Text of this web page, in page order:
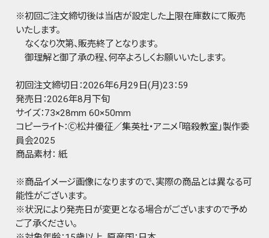
※初回ご注文締切後は当店が設定した上限在庫数にて販売
いたします。
なくなり次第、販売終了となります。
御理解と御了承の程、何卒よろしくお願いいたします。
初回注文締切日：2026年6月29日(月)23：59
発売日：2026年8月下旬
サイズ：73×28mm 60×50mm
コピーライト：Ⓒ松井優征／集英社・アニメ「暗殺教室」製作委
員会2025
商品素材： 紙
※商品イメージ画像になりますので、実際の商品とは異なる可
能性がございます。
※状況により発売日が変更となる場合がございますので予め
ご了承ください。